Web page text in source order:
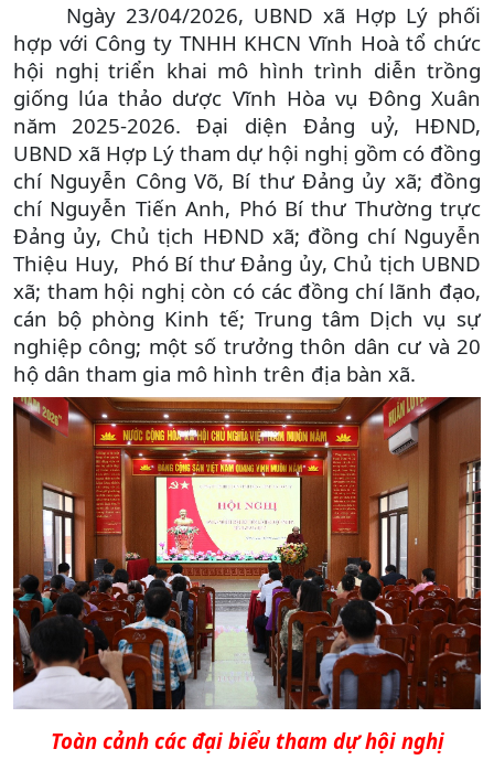
Ngày 23/04/2026, UBND xã Hợp Lý phối
hợp với Công ty TNHH KHCN Vĩnh Hoà tổ chức
hội nghị triển khai mô hình trình diễn trồng
giống lúa thảo dược Vĩnh Hòa vụ Đông Xuân
năm 2025-2026. Đại diện Đảng uỷ, HĐND,
UBND xã Hợp Lý tham dự hội nghị gồm có đồng
chí Nguyễn Công Võ, Bí thư Đảng ủy xã; đồng
chí Nguyễn Tiến Anh, Phó Bí thư Thường trực
Đảng ủy, Chủ tịch HĐND xã; đồng chí Nguyễn
Thiệu Huy, Phó Bí thư Đảng ủy, Chủ tịch UBND
xã; tham hội nghị còn có các đồng chí lãnh đạo,
cán bộ phòng Kinh tế; Trung tâm Dịch vụ sự
nghiệp công; một số trưởng thôn dân cư và 20
hộ dân tham gia mô hình trên địa bàn xã.
Toàn cảnh các đại biểu tham dự hội nghị